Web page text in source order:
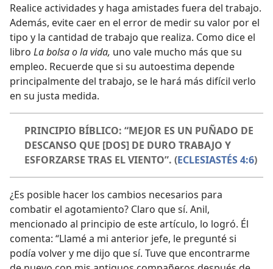
Realice actividades y haga amistades fuera del trabajo.
Además, evite caer en el error de medir su valor por el
tipo y la cantidad de trabajo que realiza. Como dice el
libro La bolsa o la vida, uno vale mucho más que su
empleo. Recuerde que si su autoestima depende
principalmente del trabajo, se le hará más difícil verlo
en su justa medida.
PRINCIPIO BÍBLICO: “MEJOR ES UN PUÑADO DE
DESCANSO QUE [DOS] DE DURO TRABAJO Y
ESFORZARSE TRAS EL VIENTO”. (ECLESIASTÉS 4:6)
¿Es posible hacer los cambios necesarios para
combatir el agotamiento? Claro que sí. Anil,
mencionado al principio de este artículo, lo logró. Él
comenta: “Llamé a mi anterior jefe, le pregunté si
podía volver y me dijo que sí. Tuve que encontrarme